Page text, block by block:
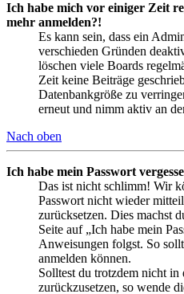
Ich habe mich vor einiger Zeit
mehr anmelden?!
Es kann sein, dass ein
verschieden Gründen
löschen viele Boards
Zeit keine Beiträge
Datenbankgröße zu
erneut und nimm aktiv an
Nach oben
Ich habe mein Passwort
Das ist nicht schlimm! Wir
Passwort nicht wieder
zurücksetzen. Dies machst
Seite auf „Ich habe mein
Anweisungen folgst. So
anmelden können.
Solltest du trotzdem nicht in
zurückzusetzen, so wende